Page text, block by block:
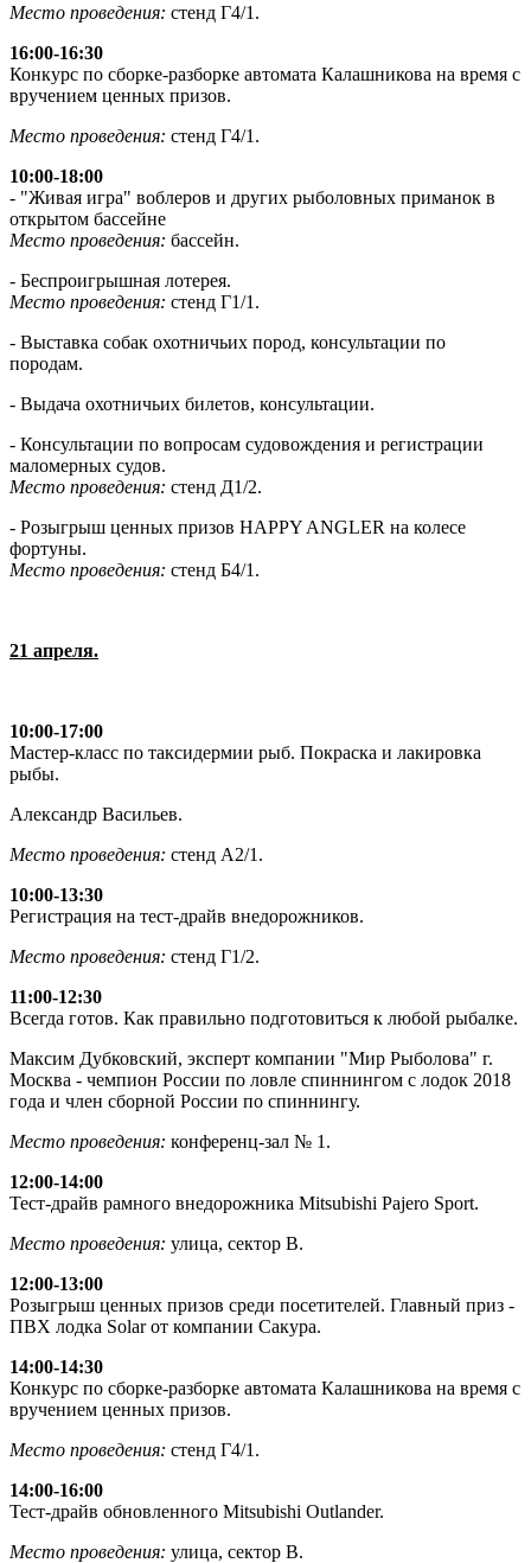
Место проведения: стенд Г4/1.
16:00-16:30
Конкурс по сборке-разборке автомата Калашникова на время с
вручением ценных призов.
Место проведения: стенд Г4/1.
10:00-18:00
- "Живая игра" воблеров и других рыболовных приманок в
открытом бассейне
Место проведения: бассейн.
- Беспроигрышная лотерея.
Место проведения: стенд Г1/1.
- Выставка собак охотничьих пород, консультации по
породам.
- Выдача охотничьих билетов, консультации.
- Консультации по вопросам судовождения и регистрации
маломерных судов.
Место проведения: стенд Д1/2.
- Розыгрыш ценных призов HAPPY ANGLER на колесе
фортуны.
Место проведения: стенд Б4/1.
21 апреля.
10:00-17:00
Мастер-класс по таксидермии рыб. Покраска и лакировка
рыбы.
Александр Васильев.
Место проведения: стенд А2/1.
10:00-13:30
Регистрация на тест-драйв внедорожников.
Место проведения: стенд Г1/2.
11:00-12:30
Всегда готов. Как правильно подготовиться к любой рыбалке.
Максим Дубковский, эксперт компании "Мир Рыболова" г.
Москва - чемпион России по ловле спиннингом с лодок 2018
года и член сборной России по спиннингу.
Место проведения: конференц-зал № 1.
12:00-14:00
Тест-драйв рамного внедорожника Mitsubishi Pajero Sport.
Место проведения: улица, сектор В.
12:00-13:00
Розыгрыш ценных призов среди посетителей. Главный приз -
ПВХ лодка Solar от компании Сакура.
14:00-14:30
Конкурс по сборке-разборке автомата Калашникова на время с
вручением ценных призов.
Место проведения: стенд Г4/1.
14:00-16:00
Тест-драйв обновленного Mitsubishi Outlander.
Место проведения: улица, сектор В.